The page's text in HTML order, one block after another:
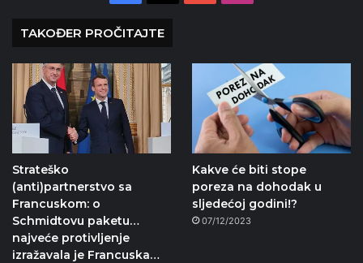
TAKOĐER PROČITAJTE
Strateško
(anti)partnerstvo sa
Francuskom: o
Schmidtovu paketu…
najveće protivljenje
izražavala je Francuska…
Kakve će biti stope
poreza na dohodak u
sljedećoj godini!?
07/12/2023